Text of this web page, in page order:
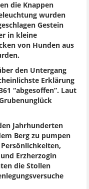
die Knappen
wurden
Gestein
in kleine
von Hunden aus
den Untergang
Erklärung
“abgesoffen”. Laut
Jahrhunderten
Berg zu pumpen
Erzherzogin
die Stollen